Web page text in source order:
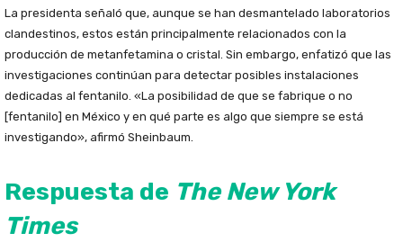
La presidenta señaló que, aunque se han desmantelado laboratorios
clandestinos, estos están principalmente relacionados con la
producción de metanfetamina o cristal. Sin embargo, enfatizó que las
investigaciones continúan para detectar posibles instalaciones
dedicadas al fentanilo. «La posibilidad de que se fabrique o no
[fentanilo] en México y en qué parte es algo que siempre se está
investigando», afirmó Sheinbaum.
Respuesta de The New York
Times